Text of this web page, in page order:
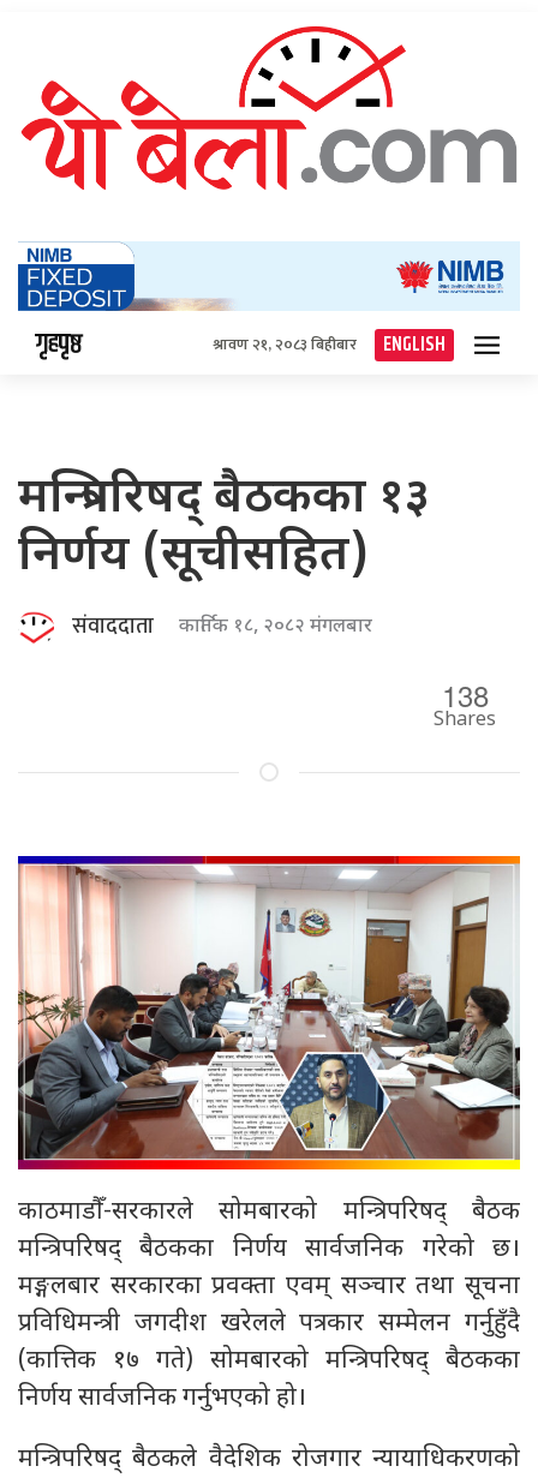
गृहपृष्ठ श्रावण २१, २०८३ बिहीबार ENGLISH
मन्त्रिपरिषद् बैठकका १३
निर्णय (सूचीसहित)
संवाददाता कार्तिक १८, २०८२ मंगलबार
138
Shares
काठमाडौँ-सरकारले सोमबारको मन्त्रिपरिषद् बैठक
मन्त्रिपरिषद् बैठकका निर्णय सार्वजनिक गरेको छ।
मङ्गलबार सरकारका प्रवक्ता एवम् सञ्चार तथा सूचना
प्रविधिमन्त्री जगदीश खरेलले पत्रकार सम्मेलन गर्नुहुँदै
(कात्तिक १७ गते) सोमबारको मन्त्रिपरिषद् बैठकका
निर्णय सार्वजनिक गर्नुभएको हो।
मन्त्रिपरिषद् बैठकले वैदेशिक रोजगार न्यायाधिकरणको